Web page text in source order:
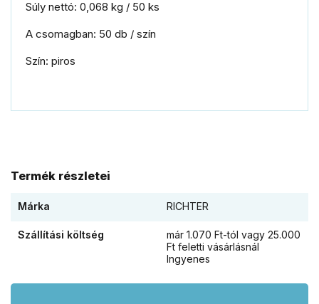
Súly nettó: 0,068 kg / 50 ks
A csomagban: 50 db / szín
Szín: piros
Termék részletei
Márka RICHTER
Szállítási költség
már 1.070 Ft-tól vagy 25.000
Ft feletti vásárlásnál
Ingyenes